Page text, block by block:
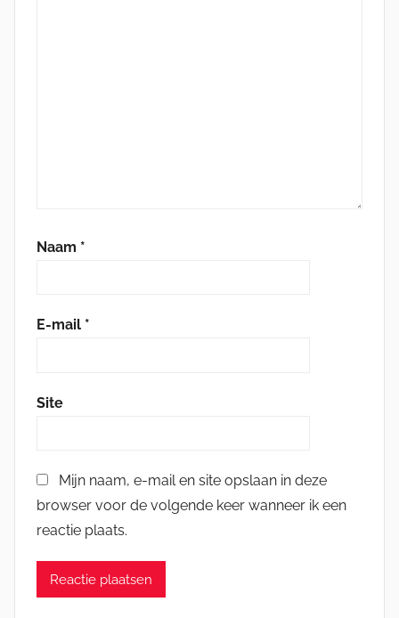
Naam *
E-mail *
Site
Mijn naam, e-mail en site opslaan in deze
browser voor de volgende keer wanneer ik een
reactie plaats.